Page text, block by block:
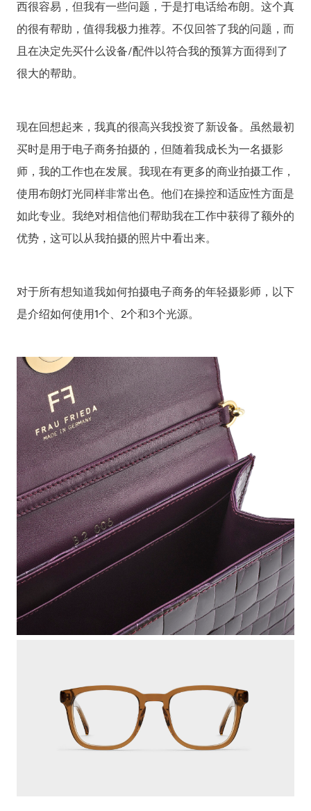
西很容易，但我有一些问题，于是打电话给布朗。这个真
的很有帮助，值得我极力推荐。不仅回答了我的问题，而
且在决定先买什么设备/配件以符合我的预算方面得到了
很大的帮助。
现在回想起来，我真的很高兴我投资了新设备。虽然最初
买时是用于电子商务拍摄的，但随着我成长为一名摄影
师，我的工作也在发展。我现在有更多的商业拍摄工作，
使用布朗灯光同样非常出色。他们在操控和适应性方面是
如此专业。我绝对相信他们帮助我在工作中获得了额外的
优势，这可以从我拍摄的照片中看出来。
对于所有想知道我如何拍摄电子商务的年轻摄影师，以下
是介绍如何使用1个、2个和3个光源。